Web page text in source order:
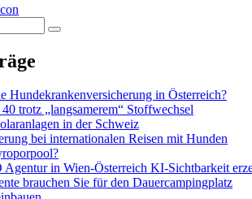
Suchen
Hundekrankenversicherung in Österreich?
trotz „langsamerem“ Stoffwechsel
in der Schweiz
bei internationalen Reisen mit Hunden
Agentur in Wien-Österreich KI-Sichtbarkeit
brauchen Sie für den Dauercampingplatz